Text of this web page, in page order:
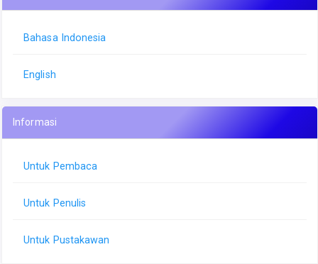
Bahasa Indonesia
English
Informasi
Untuk Pembaca
Untuk Penulis
Untuk Pustakawan